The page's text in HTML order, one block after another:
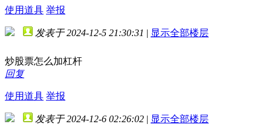
使用道具 举报
发表于 2024-12-5 21:30:31 | 显示全部楼层
炒股票怎么加杠杆
回复
使用道具 举报
发表于 2024-12-6 02:26:02 | 显示全部楼层